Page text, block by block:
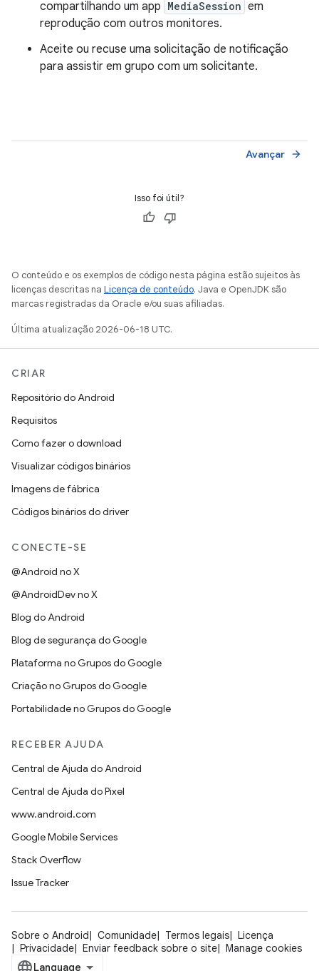
compartilhando um app MediaSession em
reprodução com outros monitores.
Aceite ou recuse uma solicitação de notificação
para assistir em grupo com um solicitante.
Avançar arrow_forward
Isso foi útil?
O conteúdo e os exemplos de código nesta página estão sujeitos às
licenças descritas na Licença de conteúdo. Java e OpenJDK são
marcas registradas da Oracle e/ou suas afiliadas.
Última atualização 2026-06-18 UTC.
CRIAR
Repositório do Android
Requisitos
Como fazer o download
Visualizar códigos binários
Imagens de fábrica
Códigos binários do driver
CONECTE-SE
@Android no X
@AndroidDev no X
Blog do Android
Blog de segurança do Google
Plataforma no Grupos do Google
Criação no Grupos do Google
Portabilidade no Grupos do Google
RECEBER AJUDA
Central de Ajuda do Android
Central de Ajuda do Pixel
www.android.com
Google Mobile Services
Stack Overflow
Issue Tracker
Sobre o Android Comunidade Termos legais
Licença
Privacidade
Enviar feedback sobre o site Manage cookies